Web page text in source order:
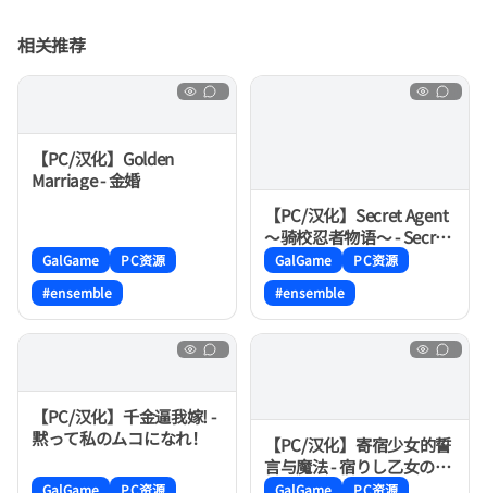
相关推荐
【PC/汉化】Golden
Marriage - 金婚
GalGame
PC资源
#ensemble
【PC/汉化】Secret Agent
〜骑校忍者物语〜 - Secret
Agent〜騎士学園の忍びな
るもの〜
GalGame
PC资源
#ensemble
【PC/汉化】千金逼我嫁! -
黙って私のムコになれ！
GalGame PC资源
【PC/汉化】寄宿少女的誓
言与魔法 - 宿りし乙女の誓
いと魔法
GalGame PC资源